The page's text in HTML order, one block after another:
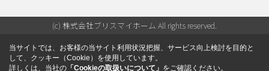
(c) 株式会社ブリスマイホーム All rights reserved.
当サイトでは、お客様の当サイト利用状況把握、サービス向上検討を目的と
して、クッキー（Cookie）を使用しています。
詳しくは、当社の 「Cookieの取扱いについて」 をご確認ください。